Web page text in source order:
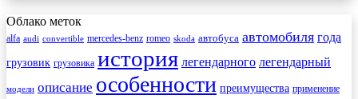
Облако меток
alfa audi convertible mercedes-benz romeo skoda автобуса автомобиля года
грузовик грузовика история легендарного легендарный
модели описание особенности преимущества применение